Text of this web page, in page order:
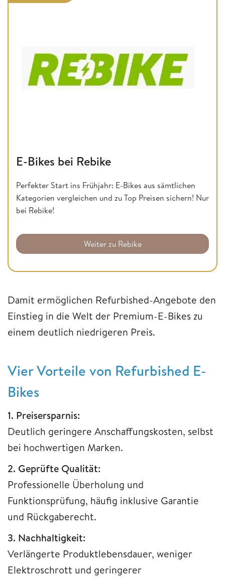
E-Bikes bei Rebike
Perfekter Start ins Frühjahr: E-Bikes aus sämtlichen
Kategorien vergleichen und zu Top Preisen sichern! Nur
bei Rebike!
Weiter zu Rebike
Damit ermöglichen Refurbished-Angebote den
Einstieg in die Welt der Premium-E-Bikes zu
einem deutlich niedrigeren Preis.
Vier Vorteile von Refurbished E-
Bikes
1. Preisersparnis:
Deutlich geringere Anschaffungskosten, selbst
bei hochwertigen Marken.
2. Geprüfte Qualität:
Professionelle Überholung und
Funktionsprüfung, häufig inklusive Garantie
und Rückgaberecht.
3. Nachhaltigkeit:
Verlängerte Produktlebensdauer, weniger
Elektroschrott und geringerer